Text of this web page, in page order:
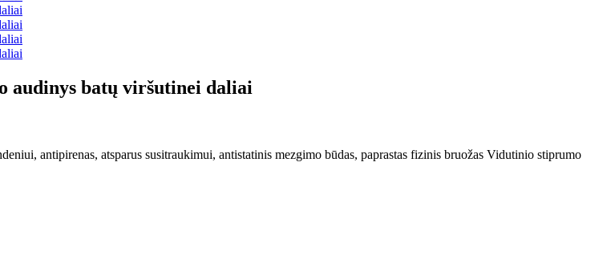
audinys batų viršutinei daliai
antipirenas, atsparus susitraukimui, antistatinis mezgimo būdas, paprastas fizinis bruožas Vidutinio stiprumo